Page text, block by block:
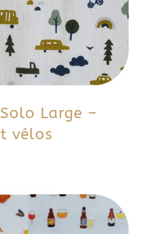
Large –
vélos